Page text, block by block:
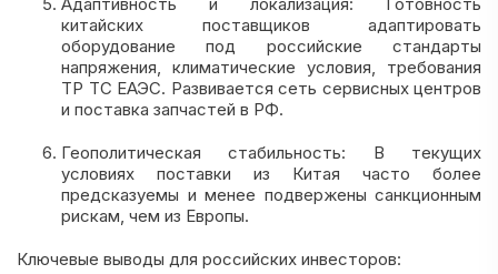
китайских поставщиков адаптировать
оборудование под российские стандарты
напряжения, климатические условия, требования
ТР ТС ЕАЭС. Развивается сеть сервисных центров
и поставка запчастей в РФ.
Геополитическая стабильность: В текущих
условиях поставки из Китая часто более
предсказуемы и менее подвержены санкционным
рискам, чем из Европы.
Ключевые выводы для российских инвесторов: